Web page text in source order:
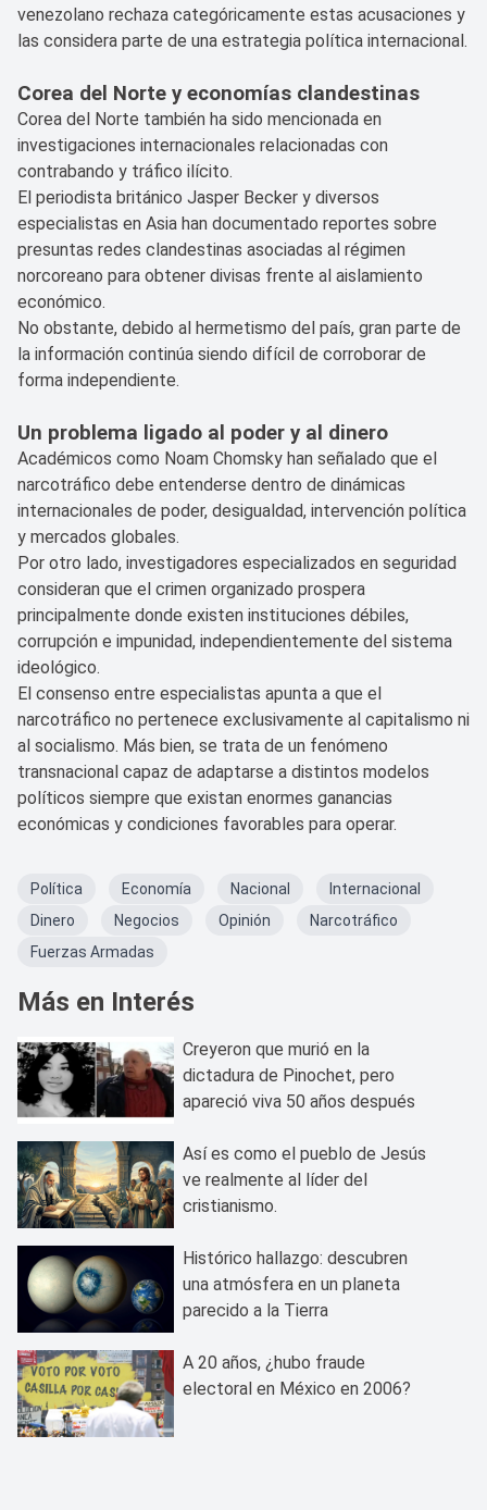
venezolano rechaza categóricamente estas acusaciones y
las considera parte de una estrategia política internacional.
Corea del Norte y economías clandestinas
Corea del Norte también ha sido mencionada en
investigaciones internacionales relacionadas con
contrabando y tráfico ilícito.
El periodista británico Jasper Becker y diversos
especialistas en Asia han documentado reportes sobre
presuntas redes clandestinas asociadas al régimen
norcoreano para obtener divisas frente al aislamiento
económico.
No obstante, debido al hermetismo del país, gran parte de
la información continúa siendo difícil de corroborar de
forma independiente.
Un problema ligado al poder y al dinero
Académicos como Noam Chomsky han señalado que el
narcotráfico debe entenderse dentro de dinámicas
internacionales de poder, desigualdad, intervención política
y mercados globales.
Por otro lado, investigadores especializados en seguridad
consideran que el crimen organizado prospera
principalmente donde existen instituciones débiles,
corrupción e impunidad, independientemente del sistema
ideológico.
El consenso entre especialistas apunta a que el
narcotráfico no pertenece exclusivamente al capitalismo ni
al socialismo. Más bien, se trata de un fenómeno
transnacional capaz de adaptarse a distintos modelos
políticos siempre que existan enormes ganancias
económicas y condiciones favorables para operar.
Política Economía Nacional
Internacional
Dinero
Negocios Opinión
Narcotráfico
Fuerzas Armadas
Más en Interés
Creyeron que murió en la
dictadura de Pinochet, pero
apareció viva 50 años después
Así es como el pueblo de Jesús
ve realmente al líder del
cristianismo.
Histórico hallazgo: descubren
una atmósfera en un planeta
parecido a la Tierra
A 20 años, ¿hubo fraude
electoral en México en 2006?